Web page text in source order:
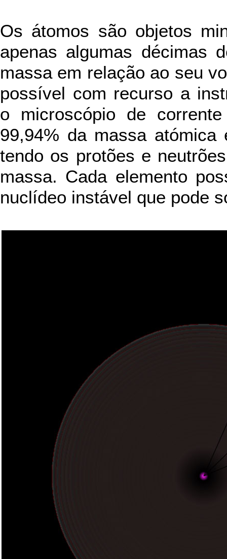
Os átomos são objetos
apenas algumas décimas
massa em relação ao seu
possível com recurso a
o microscópio de
99,94% da massa atómica
tendo os protões e
massa. Cada elemento
nuclídeo instável que pode